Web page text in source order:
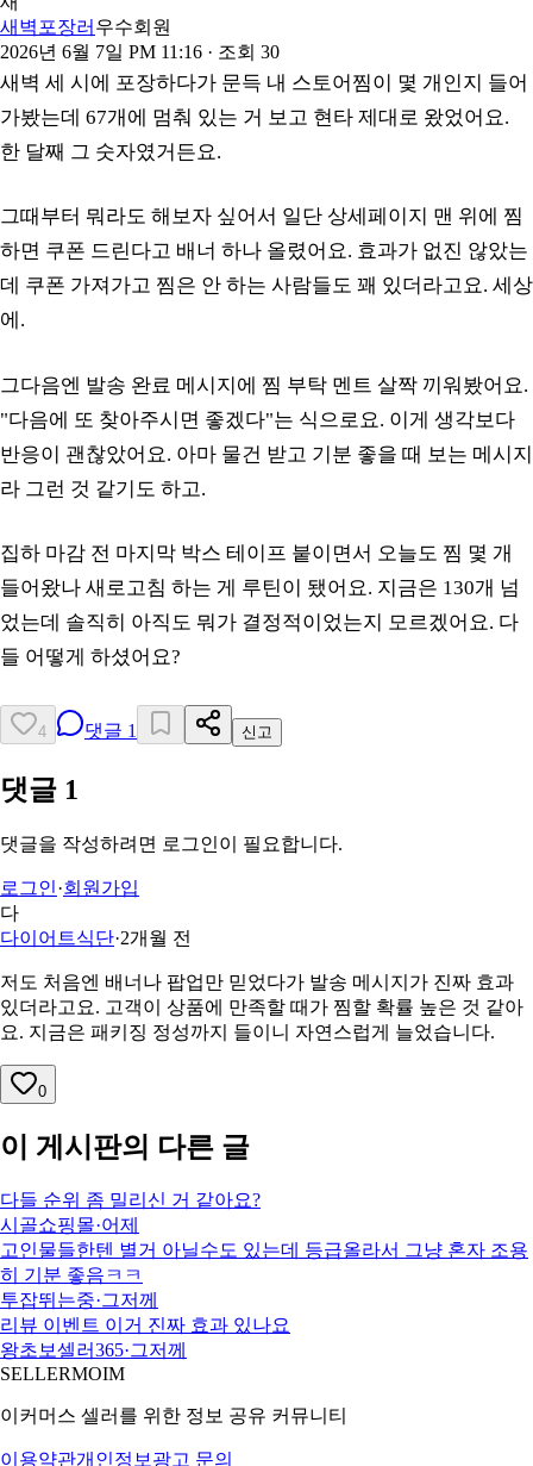
새벽포장러 우수회원
2026년 6월 7일 PM 11:16 · 조회 30
새벽 세 시에 포장하다가 문득 내 스토어찜이 몇 개인지 들어
가봤는데 67개에 멈춰 있는 거 보고 현타 제대로 왔었어요.
한 달째 그 숫자였거든요.
그때부터 뭐라도 해보자 싶어서 일단 상세페이지 맨 위에 찜
하면 쿠폰 드린다고 배너 하나 올렸어요. 효과가 없진 않았는
데 쿠폰 가져가고 찜은 안 하는 사람들도 꽤 있더라고요. 세상
에.
그다음엔 발송 완료 메시지에 찜 부탁 멘트 살짝 끼워봤어요.
"다음에 또 찾아주시면 좋겠다"는 식으로요. 이게 생각보다
반응이 괜찮았어요. 아마 물건 받고 기분 좋을 때 보는 메시지
라 그런 것 같기도 하고.
집하 마감 전 마지막 박스 테이프 붙이면서 오늘도 찜 몇 개
들어왔나 새로고침 하는 게 루틴이 됐어요. 지금은 130개 넘
었는데 솔직히 아직도 뭐가 결정적이었는지 모르겠어요. 다
들 어떻게 하셨어요?
4 댓글 1 신고
댓글 1
댓글을 작성하려면 로그인이 필요합니다.
로그인·회원가입
다
다이어트식단·2개월 전
저도 처음엔 배너나 팝업만 믿었다가 발송 메시지가 진짜 효과
있더라고요. 고객이 상품에 만족할 때가 찜할 확률 높은 것 같아
요. 지금은 패키징 정성까지 들이니 자연스럽게 늘었습니다.
0
이 게시판의 다른 글
다들 순위 좀 밀리신 거 같아요?
시골쇼핑몰·어제
고인물들한텐 별거 아닐수도 있는데 등급올라서 그냥 혼자 조용
히 기분 좋음ㅋㅋ
투잡뛰는중·그저께
리뷰 이벤트 이거 진짜 효과 있나요
왕초보셀러365·그저께
SELLERMOIM
이커머스 셀러를 위한 정보 공유 커뮤니티
이용약관개인정보광고 문의